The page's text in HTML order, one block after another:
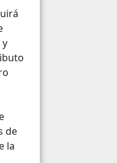
Censo 2022
de
la